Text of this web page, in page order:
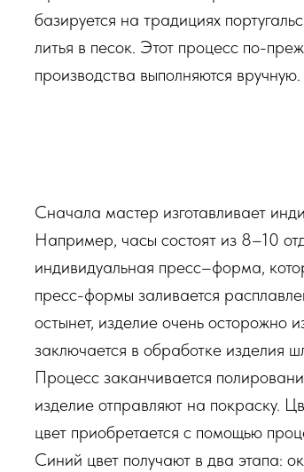
базируется на традициях
литья в песок. Этот процесс по-
производства выполняются вручную.
Сначала мастер изготавливает
Например, часы состоят из 8–10
индивидуальная пресс–форма,
пресс-формы заливается
остынет, изделие очень
заключается в обработке изделия
Процесс заканчивается
изделие отправляют на покраску.
цвет приобретается с помощью
Синий цвет получают в два этапа: